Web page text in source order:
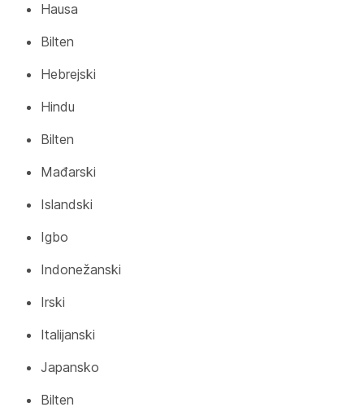
Hausa
Bilten
Hebrejski
Hindu
Bilten
Mađarski
Islandski
Igbo
Indonežanski
Irski
Italijanski
Japansko
Bilten